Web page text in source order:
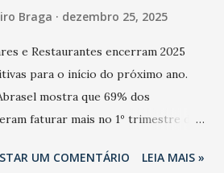
Braga dezembro 25, 2025
e Restaurantes encerram 2025
para o início do próximo ano.
mostra que 69% dos
faturar mais no 1º trimestre de
deste ano, 56% também
UM COMENTÁRIO LEIA MAIS »